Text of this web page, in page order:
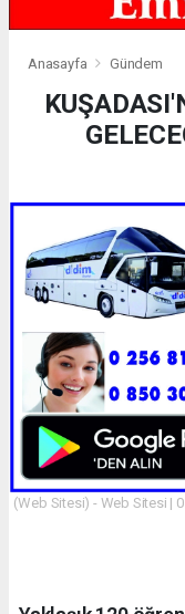
Anasayfa Gündem
(Web Sitesi) - Web Sitesi |